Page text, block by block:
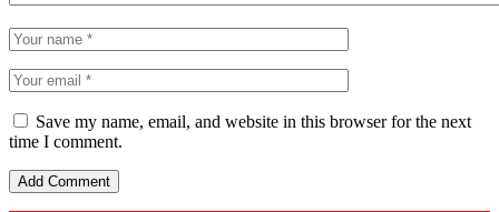
Save my name, email, and website in this browser for the next
time I comment.